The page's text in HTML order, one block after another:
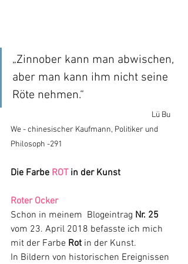
„Zinnober kann man abwischen,
aber man kann ihm nicht seine
Röte nehmen.“
Lü Bu
We - chinesischer Kaufmann, Politiker und
Philosoph -291
Die Farbe ROT in der Kunst
Roter Ocker
Schon in meinem  Blogeintrag Nr. 25
vom 23. April 2018 befasste ich mich
mit der Farbe Rot in der Kunst.
In Bildern von historischen Ereignissen